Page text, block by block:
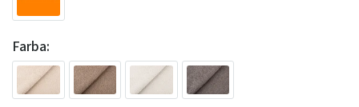
Farba: